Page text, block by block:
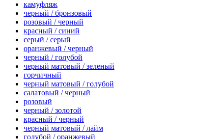
камуфляж
черный / бронзовый
розовый / черный
красный / синий
серый / серый
оранжевый / черный
черный / голубой
черный матовый / зеленый
горчичный
черный матовый / голубой
салатовый / черный
розовый
черный / золотой
красный / черный
черный матовый / лайм
голубой / оранжевый